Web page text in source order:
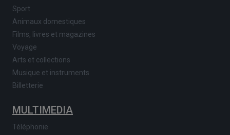
Sport
Animaux domestiques
Films, livres et magazines
Voyage
Arts et collections
Musique et instruments
Billetterie
MULTIMEDIA
Téléphonie